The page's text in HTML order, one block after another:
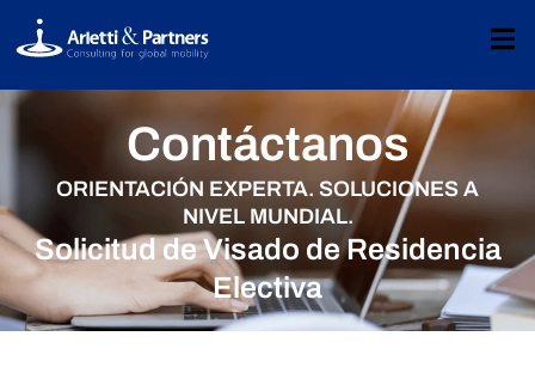
Contáctanos
ORIENTACIÓN EXPERTA. SOLUCIONES A
NIVEL MUNDIAL.
Solicitud de Visado de Residencia
Electiva